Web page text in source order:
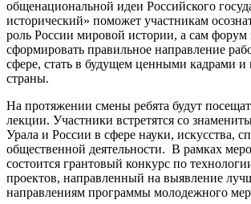
общенациональной идеи Российского
исторический» поможет участникам
роль России мировой истории, а сам
сформировать правильное направление
сфере, стать в будущем ценными кадрами и
страны.
На протяжении смены ребята будут
лекции. Участники встретятся со
Урала и России в сфере науки, искусства,
общественной деятельности. В рамках
состоится грантовый конкурс по
проектов, направленный на выявление
направлениям программы молодежного